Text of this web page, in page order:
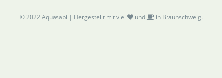
© 2022 Aquasabi | Hergestellt mit viel und in Braunschweig.